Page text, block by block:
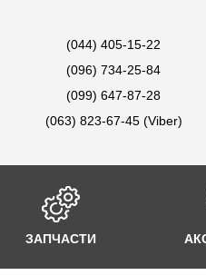
(044) 405-15-22
(096) 734-25-84
(099) 647-87-28
(063) 823-67-45 (Viber)
ЗАПЧАСТИ